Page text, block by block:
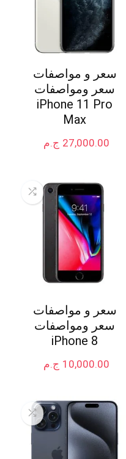
سعر و مواصفات
سعر ومواصفات
iPhone 11 Pro
Max
ج.م 27,000.00
سعر و مواصفات
سعر ومواصفات
iPhone 8
ج.م 10,000.00